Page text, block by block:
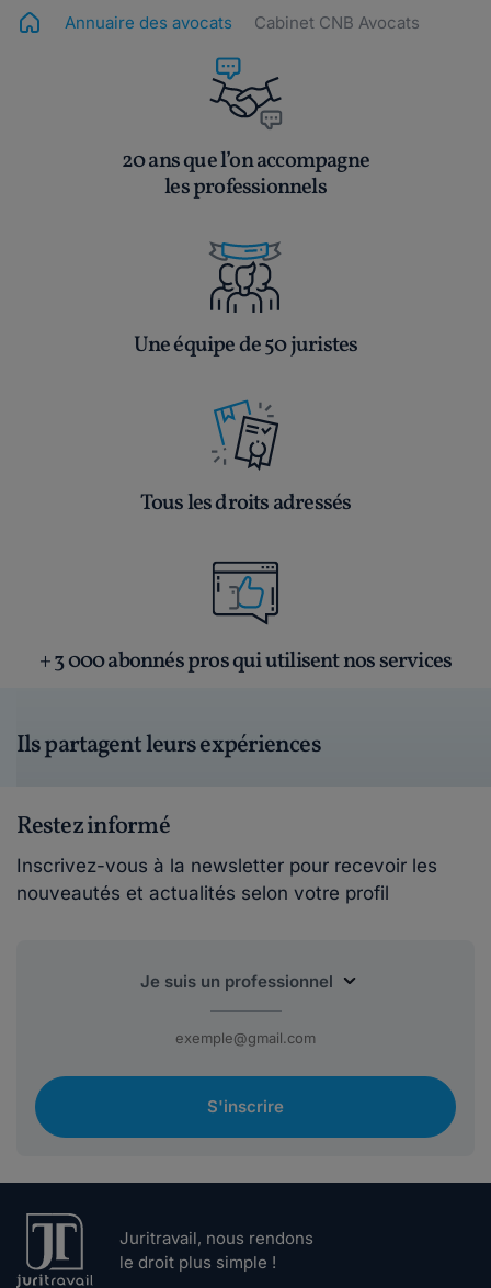
Annuaire des avocats Cabinet CNB Avocats
20 ans que l’on accompagne
les professionnels
Une équipe de 50 juristes
Tous les droits adressés
+ 3 000 abonnés pros qui utilisent nos services
Ils partagent leurs expériences
Restez informé
Inscrivez-vous à la newsletter pour recevoir les
nouveautés et actualités selon votre profil
S'inscrire
Juritravail, nous rendons
le droit plus simple !